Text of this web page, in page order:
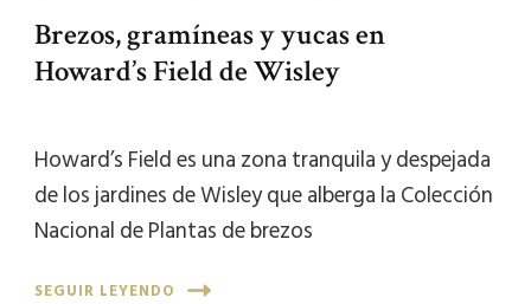
Brezos, gramíneas y yucas en
Howard’s Field de Wisley
Howard’s Field es una zona tranquila y despejada
de los jardines de Wisley que alberga la Colección
Nacional de Plantas de brezos
SEGUIR LEYENDO